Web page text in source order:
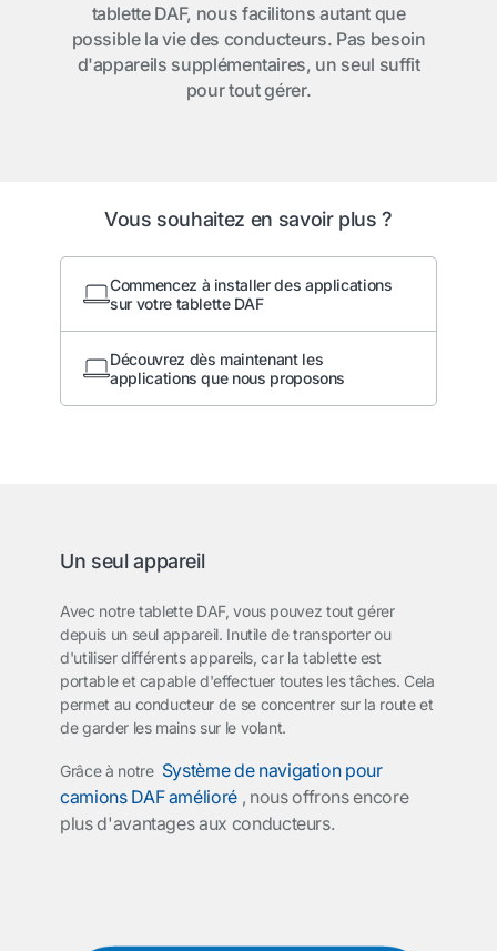
tablette DAF, nous facilitons autant que
possible la vie des conducteurs. Pas besoin
d'appareils supplémentaires, un seul suffit
pour tout gérer.
Vous souhaitez en savoir plus ?
Commencez à installer des applications
sur votre tablette DAF
Découvrez dès maintenant les
applications que nous proposons
Un seul appareil
Avec notre tablette DAF, vous pouvez tout gérer
depuis un seul appareil. Inutile de transporter ou
d'utiliser différents appareils, car la tablette est
portable et capable d'effectuer toutes les tâches. Cela
permet au conducteur de se concentrer sur la route et
de garder les mains sur le volant.
Grâce à notre Système de navigation pour
camions DAF amélioré , nous offrons encore
plus d'avantages aux conducteurs.